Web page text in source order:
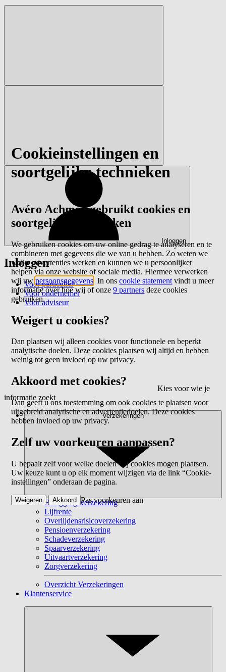
Inloggen
Inloggen
Voor particulier
Voor ondernemer
Voor adviseur
Kies voor wie je
informatie zoekt
Verzekeringen
Beleggingsverzekering
Lijfrente
Overlijdensrisicoverzekering
Pensioenverzekering
Schadeverzekering
Spaarverzekering
Uitvaartverzekering
Zorgverzekering
Overzicht Verzekeringen
Klantenservice
Cookieinstellingen en
soortgelijke technieken
Avéro Achmea gebruikt cookies en
soortgelijke technieken
We gebruiken cookies om uw online gedrag te analyseren en te
combineren met gegevens die we van u hebben. Zo weten we
welke advertenties werken en kunnen we u persoonlijker
helpen via onze website of sociale media. Hiermee verwerken
wij uwpersoonsgegevens . In onscookie statement vindt u meer
informatie over hoe wij of onze9 partners deze cookies
gebruiken.
Weigert u cookies?
Dan plaatsen wij alleen cookies voor functionele en beperkt
analytische doelen. Deze cookies plaatsen wij altijd en hebben
weinig tot geen invloed op uw privacy.
Akkoord met cookies?
Dan geeft u ons toestemming om ook cookies te plaatsen voor
uitgebreid analytische en advertentiedoelen. Deze cookies
hebben invloed op uw privacy.
Zelf uw voorkeuren aanpassen?
U bepaalt zelf voor welke doelen wij cookies mogen plaatsen.
Uw keuze kunt u op elk moment wijzigen via de link “Cookie-
instellingen” onderaan de pagina.
Pas voorkeuren aan
Weigeren Akkoord